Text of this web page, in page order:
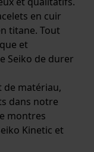
en cuir
titane. Tout
et
Seiko de durer
de matériau,
dans notre
montres
Kinetic et